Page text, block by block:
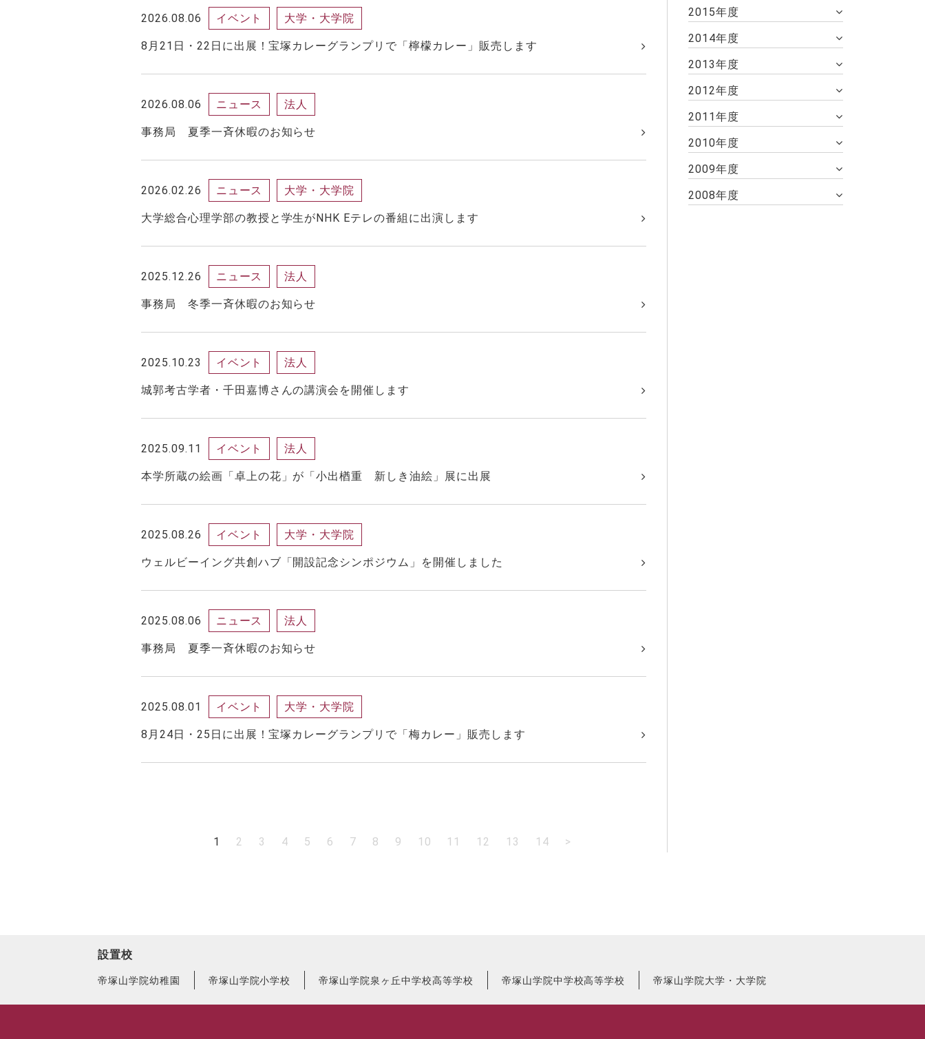
2026.08.06 イベント 大学・大学院
8月21日・22日に出展！宝塚カレーグランプリで「檸檬カレー」販売します
2026.08.06 ニュース 法人
事務局 夏季一斉休暇のお知らせ
2026.02.26 ニュース 大学・大学院
大学総合心理学部の教授と学生がNHK Eテレの番組に出演します
2025.12.26 ニュース 法人
事務局 冬季一斉休暇のお知らせ
2025.10.23 イベント 法人
城郭考古学者・千田嘉博さんの講演会を開催します
2025.09.11 イベント 法人
本学所蔵の絵画「卓上の花」が「小出楢重 新しき油絵」展に出展
2025.08.26 イベント 大学・大学院
ウェルビーイング共創ハブ「開設記念シンポジウム」を開催しました
2025.08.06 ニュース 法人
事務局 夏季一斉休暇のお知らせ
2025.08.01 イベント 大学・大学院
8月24日・25日に出展！宝塚カレーグランプリで「梅カレー」販売します
1 2 3 4 5 6 7 8 9 10 11 12 13 14 >
2015年度
2014年度
2013年度
2012年度
2011年度
2010年度
2009年度
2008年度
設置校
帝塚山学院幼稚園 帝塚山学院小学校 帝塚山学院泉ヶ丘中学校高等学校 帝塚山学院中学校高等学校 帝塚山学院大学・大学院